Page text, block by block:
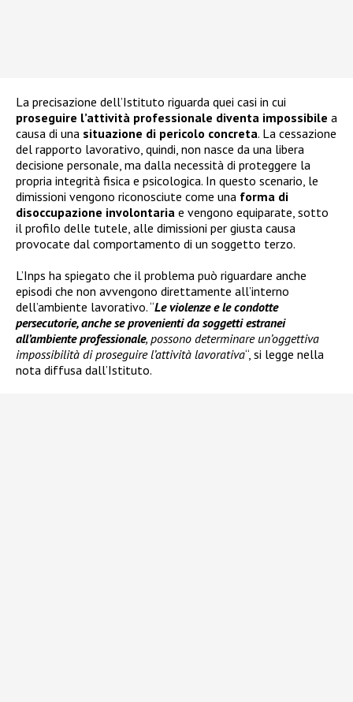
La precisazione dell’Istituto riguarda quei casi in cui
proseguire l’attività professionale diventa impossibile a
causa di una situazione di pericolo concreta. La cessazione
del rapporto lavorativo, quindi, non nasce da una libera
decisione personale, ma dalla necessità di proteggere la
propria integrità fisica e psicologica. In questo scenario, le
dimissioni vengono riconosciute come una forma di
disoccupazione involontaria e vengono equiparate, sotto
il profilo delle tutele, alle dimissioni per giusta causa
provocate dal comportamento di un soggetto terzo.
L’Inps ha spiegato che il problema può riguardare anche
episodi che non avvengono direttamente all’interno
dell’ambiente lavorativo. “Le violenze e le condotte
persecutorie, anche se provenienti da soggetti estranei
all’ambiente professionale, possono determinare un’oggettiva
impossibilità di proseguire l’attività lavorativa“, si legge nella
nota diffusa dall’Istituto.